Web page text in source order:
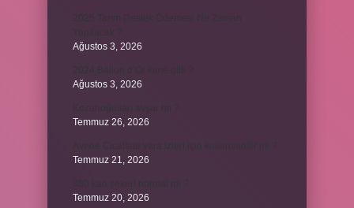
Ağustos 3, 2026
Ağustos 3, 2026
Temmuz 26, 2026
Temmuz 21, 2026
Temmuz 20, 2026